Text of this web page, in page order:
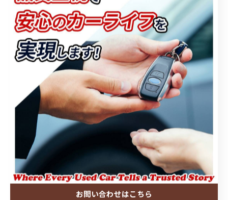
#中古車販売
#注文販売
#狭山市
< 前のページ 一覧に戻る
関連タグ
お問い合わせはこちら